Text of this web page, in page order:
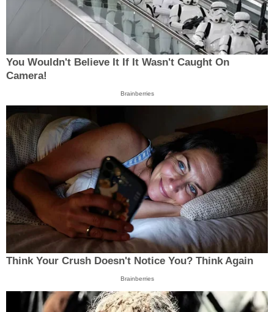
You Wouldn't Believe It If It Wasn't Caught On
Camera!
Brainberries
Think Your Crush Doesn't Notice You? Think Again
Brainberries